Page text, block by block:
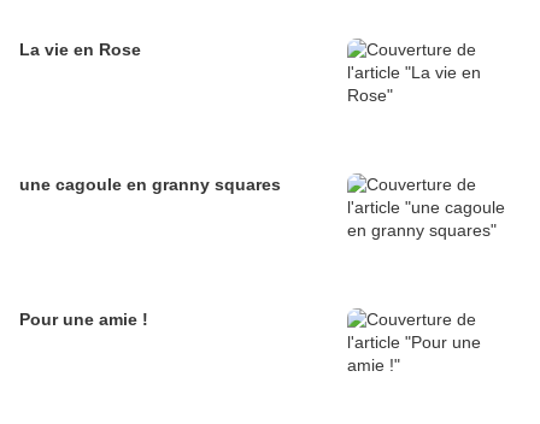
La vie en Rose
une cagoule en granny squares
Pour une amie !